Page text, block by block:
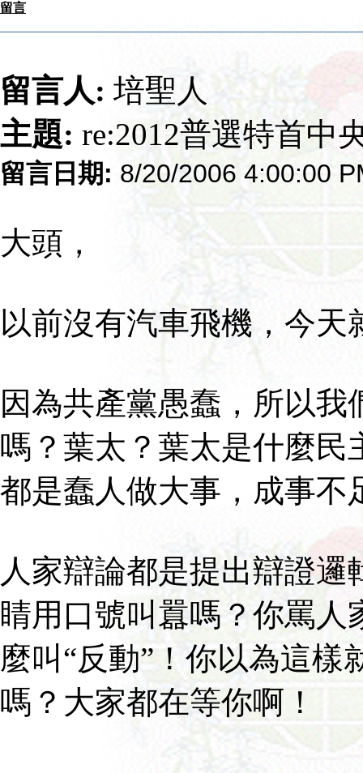
留言
留言人: 培聖人
主題: re:2012普選特首中
留言日期: 8/20/2006 4:00:00
大頭，
以前沒有汽車飛機，今天
因為共產黨愚蠢，所以
嗎？葉太？葉太是什麼民
都是蠢人做大事，成事不
人家辯論都是提出辯證
睛用口號叫囂嗎？你罵人
麼叫“反動”！你以為這
嗎？大家都在等你啊！